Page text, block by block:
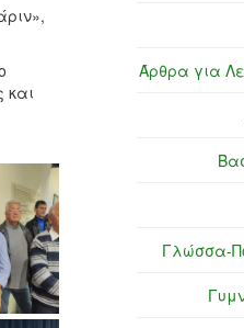
και
Άρθρα για
Γλώσσα-